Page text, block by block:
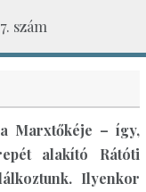
szám
Marxtőkéje – így,
alakító Rátóti
Ilyenkor